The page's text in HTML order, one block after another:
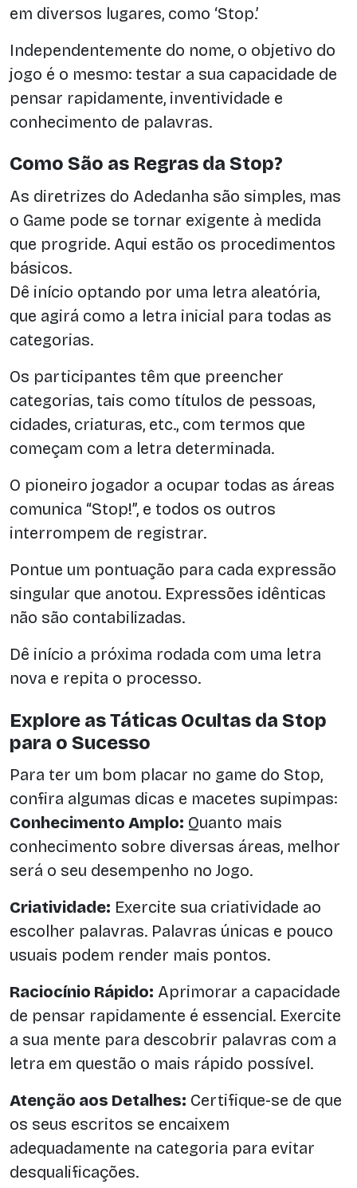
em diversos lugares, como ‘Stop.’
Independentemente do nome, o objetivo do
jogo é o mesmo: testar a sua capacidade de
pensar rapidamente, inventividade e
conhecimento de palavras.
Como São as Regras da Stop?
As diretrizes do Adedanha são simples, mas
o Game pode se tornar exigente à medida
que progride. Aqui estão os procedimentos
básicos.
Dê início optando por uma letra aleatória,
que agirá como a letra inicial para todas as
categorias.
Os participantes têm que preencher
categorias, tais como títulos de pessoas,
cidades, criaturas, etc., com termos que
começam com a letra determinada.
O pioneiro jogador a ocupar todas as áreas
comunica “Stop!”, e todos os outros
interrompem de registrar.
Pontue um pontuação para cada expressão
singular que anotou. Expressões idênticas
não são contabilizadas.
Dê início a próxima rodada com uma letra
nova e repita o processo.
Explore as Táticas Ocultas da Stop
para o Sucesso
Para ter um bom placar no game do Stop,
confira algumas dicas e macetes supimpas:
Conhecimento Amplo: Quanto mais
conhecimento sobre diversas áreas, melhor
será o seu desempenho no Jogo.
Criatividade: Exercite sua criatividade ao
escolher palavras. Palavras únicas e pouco
usuais podem render mais pontos.
Raciocínio Rápido: Aprimorar a capacidade
de pensar rapidamente é essencial. Exercite
a sua mente para descobrir palavras com a
letra em questão o mais rápido possível.
Atenção aos Detalhes: Certifique-se de que
os seus escritos se encaixem
adequadamente na categoria para evitar
desqualificações.